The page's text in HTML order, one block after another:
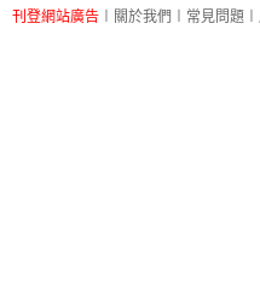
刊登網站廣告 關於我們 常見問題